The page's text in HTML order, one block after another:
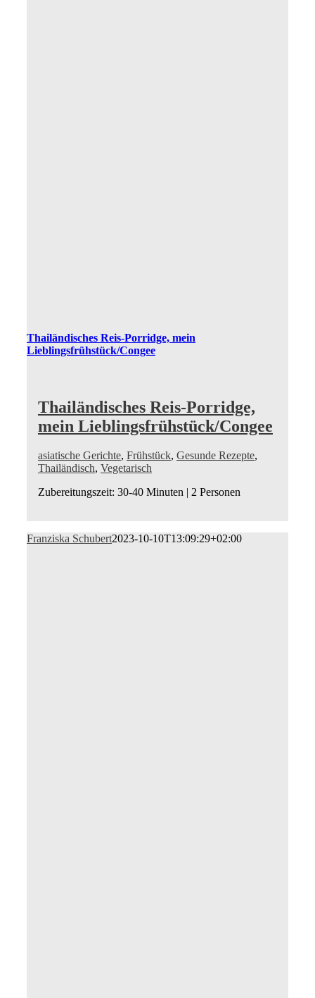
Thailändisches Reis-Porridge, mein
Lieblingsfrühstück/Congee
Thailändisches Reis-Porridge,
mein Lieblingsfrühstück/Congee
asiatische Gerichte, Frühstück, Gesunde Rezepte,
Thailändisch, Vegetarisch
Zubereitungszeit: 30-40 Minuten | 2 Personen
Franziska Schubert2023-10-10T13:09:29+02:00